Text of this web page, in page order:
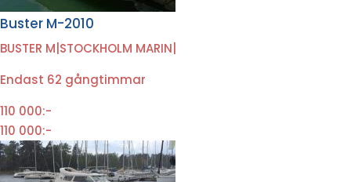
Buster M-2010
BUSTER M STOCKHOLM MARIN
Endast 62 gångtimmar
110 000:-
110 000:-